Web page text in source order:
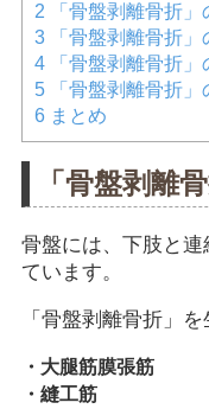
2 「骨盤剥離骨折」
3「骨盤剥離骨折」
4「骨盤剥離骨折」
5「骨盤剥離骨折」
6まとめ
「骨盤剥離
骨盤には、下肢と
ています。
「骨盤剥離骨折」
・大腿筋膜張筋
・縫工筋